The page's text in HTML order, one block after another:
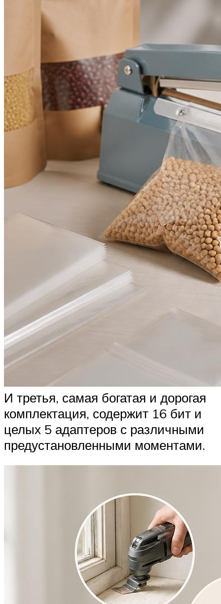
И третья, самая богатая и дорогая
комплектация, содержит 16 бит и
целых 5 адаптеров с различными
предустановленными моментами.